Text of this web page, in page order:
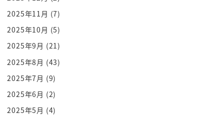
いう本というよりはむしろですね今のです
ね日本ねこの政治の世界でですね行われて
いるいろいろありましたよね酒類を提供
女薄も出ていいのいけないの
食べにっていいのいけないの
ロックダウンがロックだんじゃないの
罰があるのないの駅臼杵グレルのくれない
2025年11月 (7)
2025年10月 (5)
2025年9月 (21)
2025年8月 (43)
2025年7月 (9)
2025年6月 (2)
2025年5月 (4)